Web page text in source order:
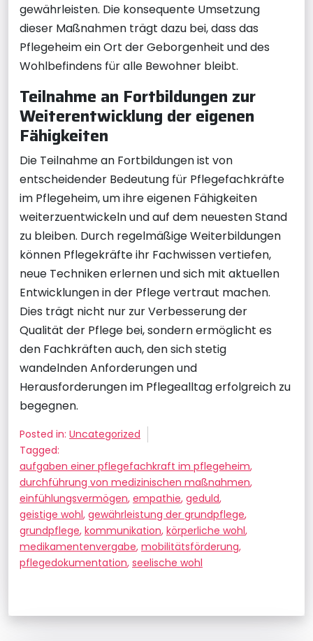
gewährleisten. Die konsequente Umsetzung
dieser Maßnahmen trägt dazu bei, dass das
Pflegeheim ein Ort der Geborgenheit und des
Wohlbefindens für alle Bewohner bleibt.
Teilnahme an Fortbildungen zur
Weiterentwicklung der eigenen
Fähigkeiten
Die Teilnahme an Fortbildungen ist von
entscheidender Bedeutung für Pflegefachkräfte
im Pflegeheim, um ihre eigenen Fähigkeiten
weiterzuentwickeln und auf dem neuesten Stand
zu bleiben. Durch regelmäßige Weiterbildungen
können Pflegekräfte ihr Fachwissen vertiefen,
neue Techniken erlernen und sich mit aktuellen
Entwicklungen in der Pflege vertraut machen.
Dies trägt nicht nur zur Verbesserung der
Qualität der Pflege bei, sondern ermöglicht es
den Fachkräften auch, den sich stetig
wandelnden Anforderungen und
Herausforderungen im Pflegealltag erfolgreich zu
begegnen.
Posted in: Uncategorized
Tagged:
aufgaben einer pflegefachkraft im pflegeheim,
durchführung von medizinischen maßnahmen,
einfühlungsvermögen, empathie, geduld,
geistige wohl, gewährleistung der grundpflege,
grundpflege, kommunikation, körperliche wohl,
medikamentenvergabe, mobilitätsförderung,
pflegedokumentation, seelische wohl